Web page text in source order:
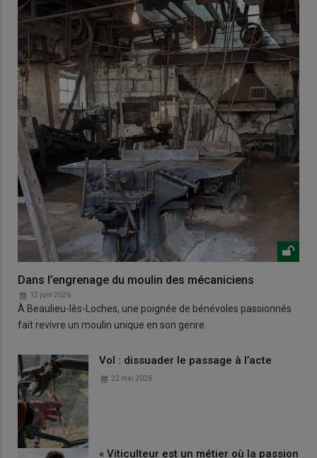
Dans l’engrenage du moulin des mécaniciens
12 juin 2026
À Beaulieu-lès-Loches, une poignée de bénévoles passionnés
fait revivre un moulin unique en son genre.
Vol : dissuader le passage à l’acte
22 mai 2026
« Viticulteur est un métier où la passion